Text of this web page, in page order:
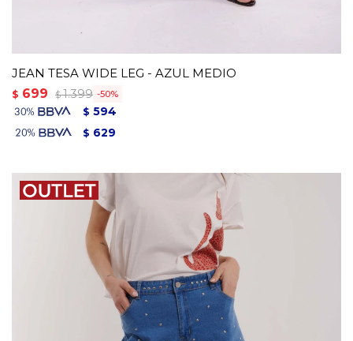
JEAN TESA WIDE LEG - AZUL MEDIO
$ 699 $ 1.399 50
$ 594
$ 629